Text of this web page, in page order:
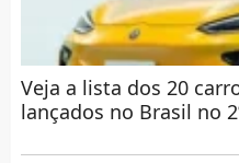
Veja a lista dos 20
lançados no Brasil no